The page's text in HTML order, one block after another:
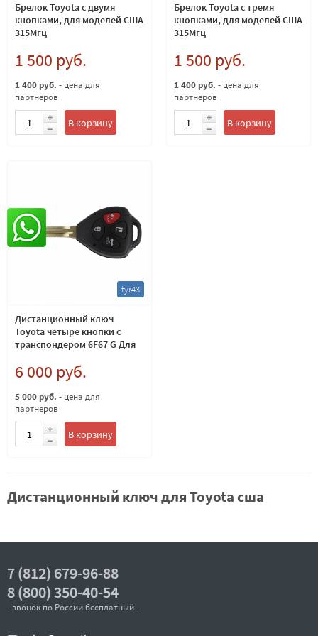
Брелок Toyota с двумя
кнопками, для моделей США
315Мгц
1 500 руб.
1 400 руб. - цена для
партнеров
В корзину
Брелок Toyota с тремя
кнопками, для моделей США
315Мгц
1 500 руб.
1 400 руб. - цена для
партнеров
В корзину
tyr43
Дистанционный ключ
Toyota четыре кнопки с
транспондером 6F67 G Для
6 000 руб.
5 000 руб. - цена для
партнеров
В корзину
Дистанционный ключ для Toyota сша
7 (812) 679-96-88
8 (800) 350-40-54
- звонок по России бесплатный -